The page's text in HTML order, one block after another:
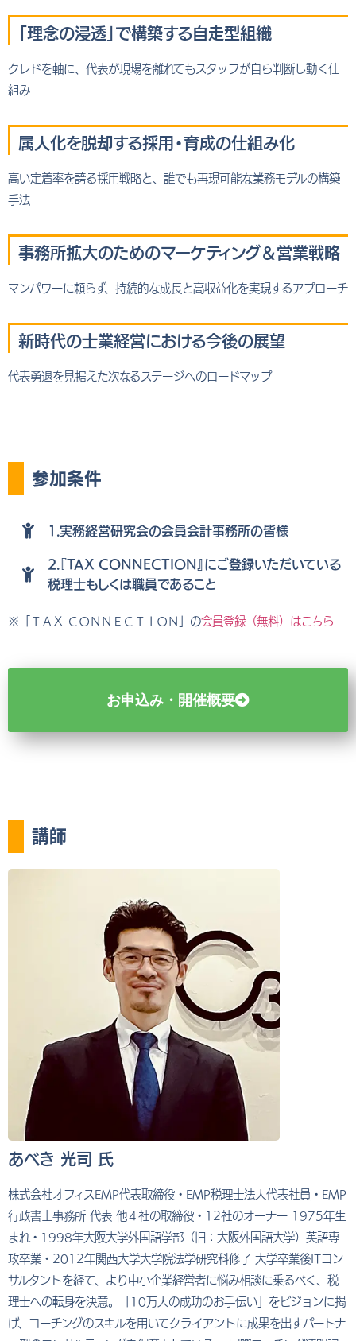
「理念の浸透」で構築する自走型組織
クレドを軸に、代表が現場を離れてもスタッフが自ら判断し動く仕
組み
属人化を脱却する採用・育成の仕組み化
高い定着率を誇る採用戦略と、誰でも再現可能な業務モデルの構築
手法
事務所拡大のためのマーケティング＆営業戦略
マンパワーに頼らず、持続的な成長と高収益化を実現するアプローチ
新時代の士業経営における今後の展望
代表勇退を見据えた次なるステージへのロードマップ
参加条件
1.実務経営研究会の会員会計事務所の皆様
2.『TAX CONNECTION』にご登録いただいている
税理士もしくは職員であること
※「ＴＡＸ ＣＯＮＮＥＣＴＩＯＮ」の会員登録（無料）はこちら
お申込み・開催概要
講師
あべき 光司 氏
株式会社オフィスEMP代表取締役・EMP税理士法人代表社員・EMP
行政書士事務所 代表 他４社の取締役・12社のオーナー 1975年生
まれ・1998年大阪大学外国語学部（旧：大阪外国語大学）英語専
攻卒業・2012年関西大学大学院法学研究科修了 大学卒業後ITコン
サルタントを経て、より中小企業経営者に悩み相談に乗るべく、税
理士への転身を決意。「10万人の成功のお手伝い」をビジョンに掲
げ、コーチングのスキルを用いてクライアントに成果を出すパートナ